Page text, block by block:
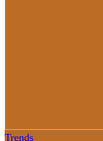
Trends